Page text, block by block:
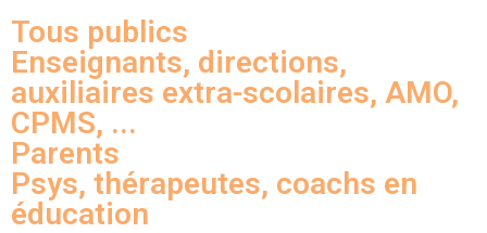
Tous publics
Enseignants, directions,
auxiliaires extra-scolaires, AMO,
CPMS, ...
Parents
Psys, thérapeutes, coachs en
éducation